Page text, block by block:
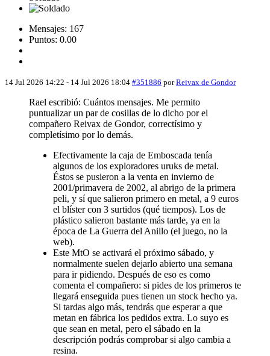
Mensajes: 167
Puntos: 0.00
14 Jul 2026 14:22 - 14 Jul 2026 18:04 #351886 porReivax de Gondor
Rael escribió: Cuántos mensajes. Me permito
puntualizar un par de cosillas de lo dicho por el
compañero Reivax de Gondor, correctísimo y
completísimo por lo demás.
Efectivamente la caja de Emboscada tenía
algunos de los exploradores uruks de metal.
Éstos se pusieron a la venta en invierno de
2001/primavera de 2002, al abrigo de la primera
peli, y sí que salieron primero en metal, a 9 euros
el blíster con 3 surtidos (qué tiempos). Los de
plástico salieron bastante más tarde, ya en la
época de La Guerra del Anillo (el juego, no la
web).
Este MtO se activará el próximo sábado, y
normalmente suelen dejarlo abierto una semana
para ir pidiendo. Después de eso es como
comenta el compañero: si pides de los primeros te
llegará enseguida pues tienen un stock hecho ya.
Si tardas algo más, tendrás que esperar a que
metan en fábrica los pedidos extra. Lo suyo es
que sean en metal, pero el sábado en la
descripción podrás comprobar si algo cambia a
resina.